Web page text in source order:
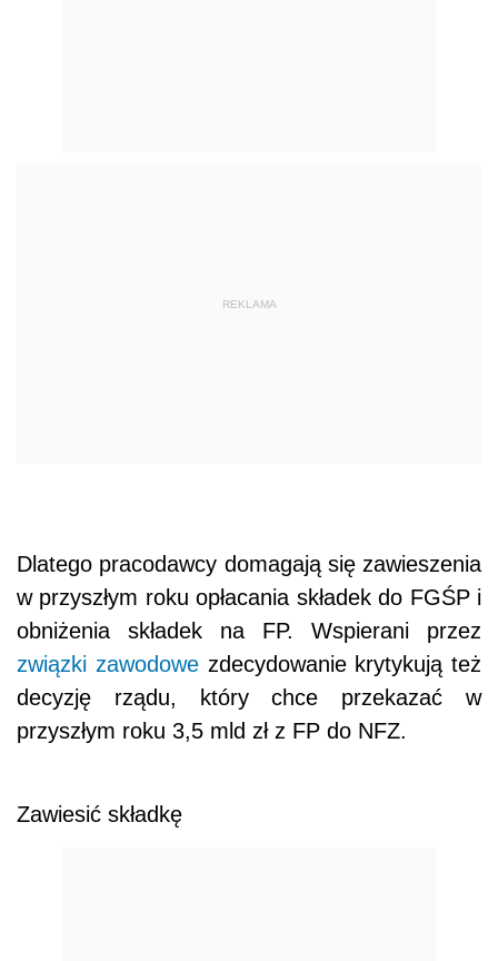
REKLAMA
Dlatego pracodawcy domagają się zawieszenia
w przyszłym roku opłacania składek do FGŚP i
obniżenia składek na FP. Wspierani przez
związki zawodowezdecydowanie krytykują też
decyzję rządu, który chce przekazać w
przyszłym roku 3,5 mld zł z FP do NFZ.
Zawiesić składkę